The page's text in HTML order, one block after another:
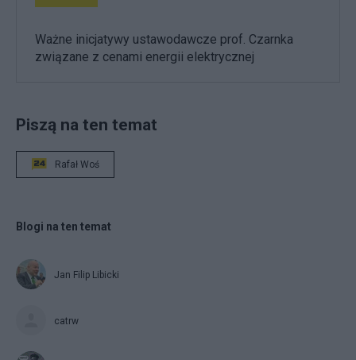
Ważne inicjatywy ustawodawcze prof. Czarnka
związane z cenami energii elektrycznej
Piszą na ten temat
Rafał Woś
Blogi na ten temat
Jan Filip Libicki
catrw